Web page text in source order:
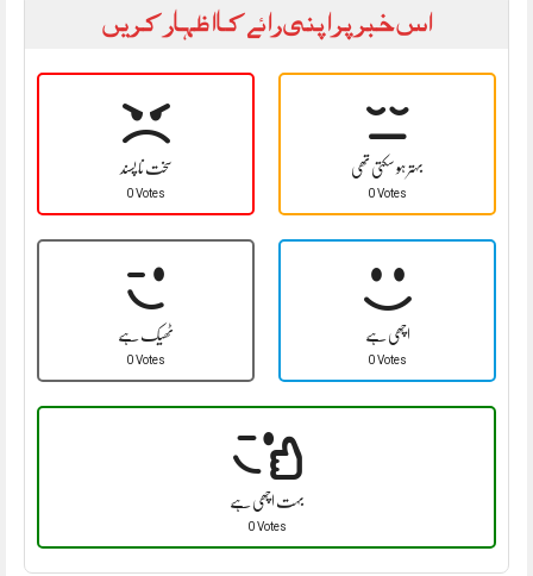
اس خبر پر اپنی رائے کا اظہار کریں
سخت نا پسند
0 Votes
بہتر ہو سکتی تھی
0 Votes
ٹھیک ہے
0 Votes
اچھی ہے
0 Votes
بہت اچھی ہے
0 Votes